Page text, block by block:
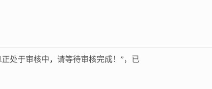
处于审核中，请等待审核完成！”，已